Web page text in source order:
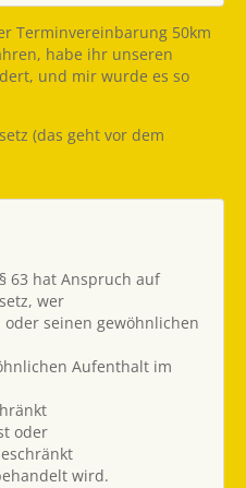
Terminvereinbarung 50km
habe ihr unseren
und mir wurde es so
(das geht vor dem
63 hat Anspruch auf
wer
seinen gewöhnlichen
Aufenthalt im
oder
wird.